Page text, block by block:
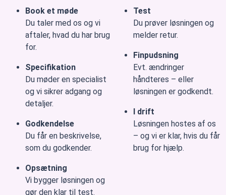
Book et møde
Du taler med os og vi
aftaler, hvad du har brug
for.
Specifikation
Du møder en specialist
og vi sikrer adgang og
detaljer.
Godkendelse
Du får en beskrivelse,
som du godkender.
Opsætning
Vi bygger løsningen og
gør den klar til test.
Test
Du prøver løsningen og
melder retur.
Finpudsning
Evt. ændringer
håndteres – eller
løsningen er godkendt.
I drift
Løsningen hostes af os
– og vi er klar, hvis du får
brug for hjælp.